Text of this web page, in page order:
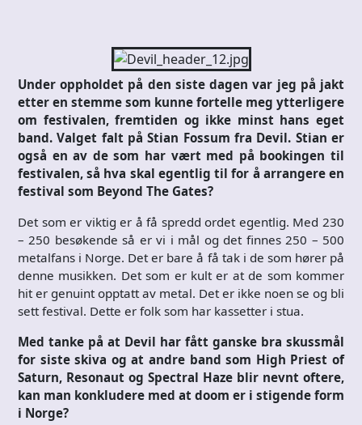
Under oppholdet på den siste dagen var jeg på jakt
etter en stemme som kunne fortelle meg ytterligere
om festivalen, fremtiden og ikke minst hans eget
band. Valget falt på Stian Fossum fra Devil. Stian er
også en av de som har vært med på bookingen til
festivalen, så hva skal egentlig til for å arrangere en
festival som Beyond The Gates?
Det som er viktig er å få spredd ordet egentlig. Med 230
– 250 besøkende så er vi i mål og det finnes 250 – 500
metalfans i Norge. Det er bare å få tak i de som hører på
denne musikken. Det som er kult er at de som kommer
hit er genuint opptatt av metal. Det er ikke noen se og bli
sett festival. Dette er folk som har kassetter i stua.
Med tanke på at Devil har fått ganske bra skussmål
for siste skiva og at andre band som High Priest of
Saturn, Resonaut og Spectral Haze blir nevnt oftere,
kan man konkludere med at doom er i stigende form
i Norge?